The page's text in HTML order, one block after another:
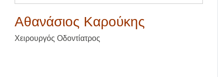
Αθανάσιος Καρούκης
Χειρουργός Οδοντίατρος